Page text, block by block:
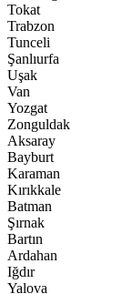
Tokat
Trabzon
Tunceli
Şanlıurfa
Uşak
Van
Yozgat
Zonguldak
Aksaray
Bayburt
Karaman
Kırıkkale
Batman
Şırnak
Bartın
Ardahan
Iğdır
Yalova